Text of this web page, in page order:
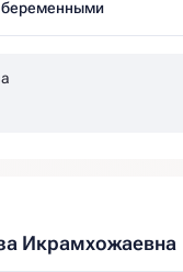
беременными
Икрамхожаевна